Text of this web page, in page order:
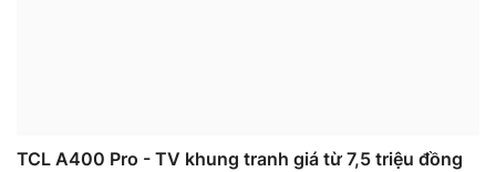
TCL A400 Pro - TV khung tranh giá từ 7,5 triệu đồng